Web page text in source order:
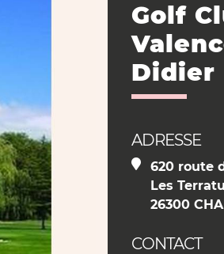
Golf
Didier
ADRESSE
620 route
Les
26300
CONTACT